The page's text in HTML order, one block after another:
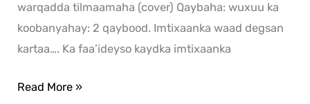
warqadda tilmaamaha (cover) Qaybaha: wuxuu ka
koobanyahay: 2 qaybood. Imtixaanka waad degsan
kartaa…. Ka faa’ideyso kaydka imtixaanka
Read More »